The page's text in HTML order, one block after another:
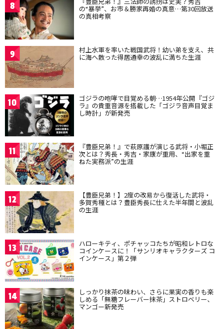
8 の“暴挙”、お市＆勝家再婚の真意…第30回放送
の真相考察
9 村上水軍を率いた戦国武将！幼い弟を支え、共
に海へ散った得居通幸の波乱に満ちた生涯
10 ゴジラの咆哮で目覚める朝…1954年公開『ゴジ
ラ』の貴重音源を搭載した「ゴジラ音声目覚ま
し時計」が新発売
11 『豊臣兄弟！』で萩原護が演じる武将・小堀正
次とは？秀長・秀吉・家康が重用、“出家を重
ねた実務派”の生涯
12 【豊臣兄弟！】2度の改易から復活した武将・
多賀秀種とは？豊臣秀長に仕えた半年間と波乱
の生涯
13 ハローキティ、ポチャッコたちが昭和レトロな
コインケースに！「サンリオキャラクターズ コ
インケース」第２弾
14 しっかり抹茶の味わい、さらに果実の香りも楽
しめる「無糖フレーバー抹茶」ストロベリー、
マンゴー新発売